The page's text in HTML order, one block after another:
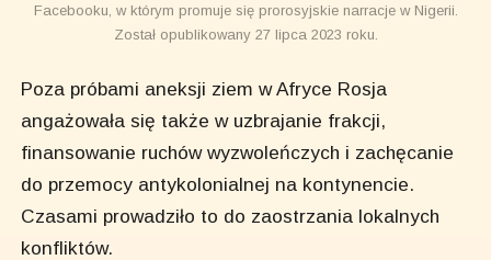
Facebooku, w którym promuje się prorosyjskie narracje w Nigerii.
Został opublikowany 27 lipca 2023 roku.
Poza próbami aneksji ziem w Afryce Rosja
angażowała się także w uzbrajanie frakcji,
finansowanie ruchów wyzwoleńczych i zachęcanie
do przemocy antykolonialnej na kontynencie.
Czasami prowadziło to do zaostrzania lokalnych
konfliktów.